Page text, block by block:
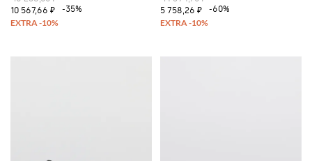
10 567,66 ₽
-35%
5 758,26 ₽
-60%